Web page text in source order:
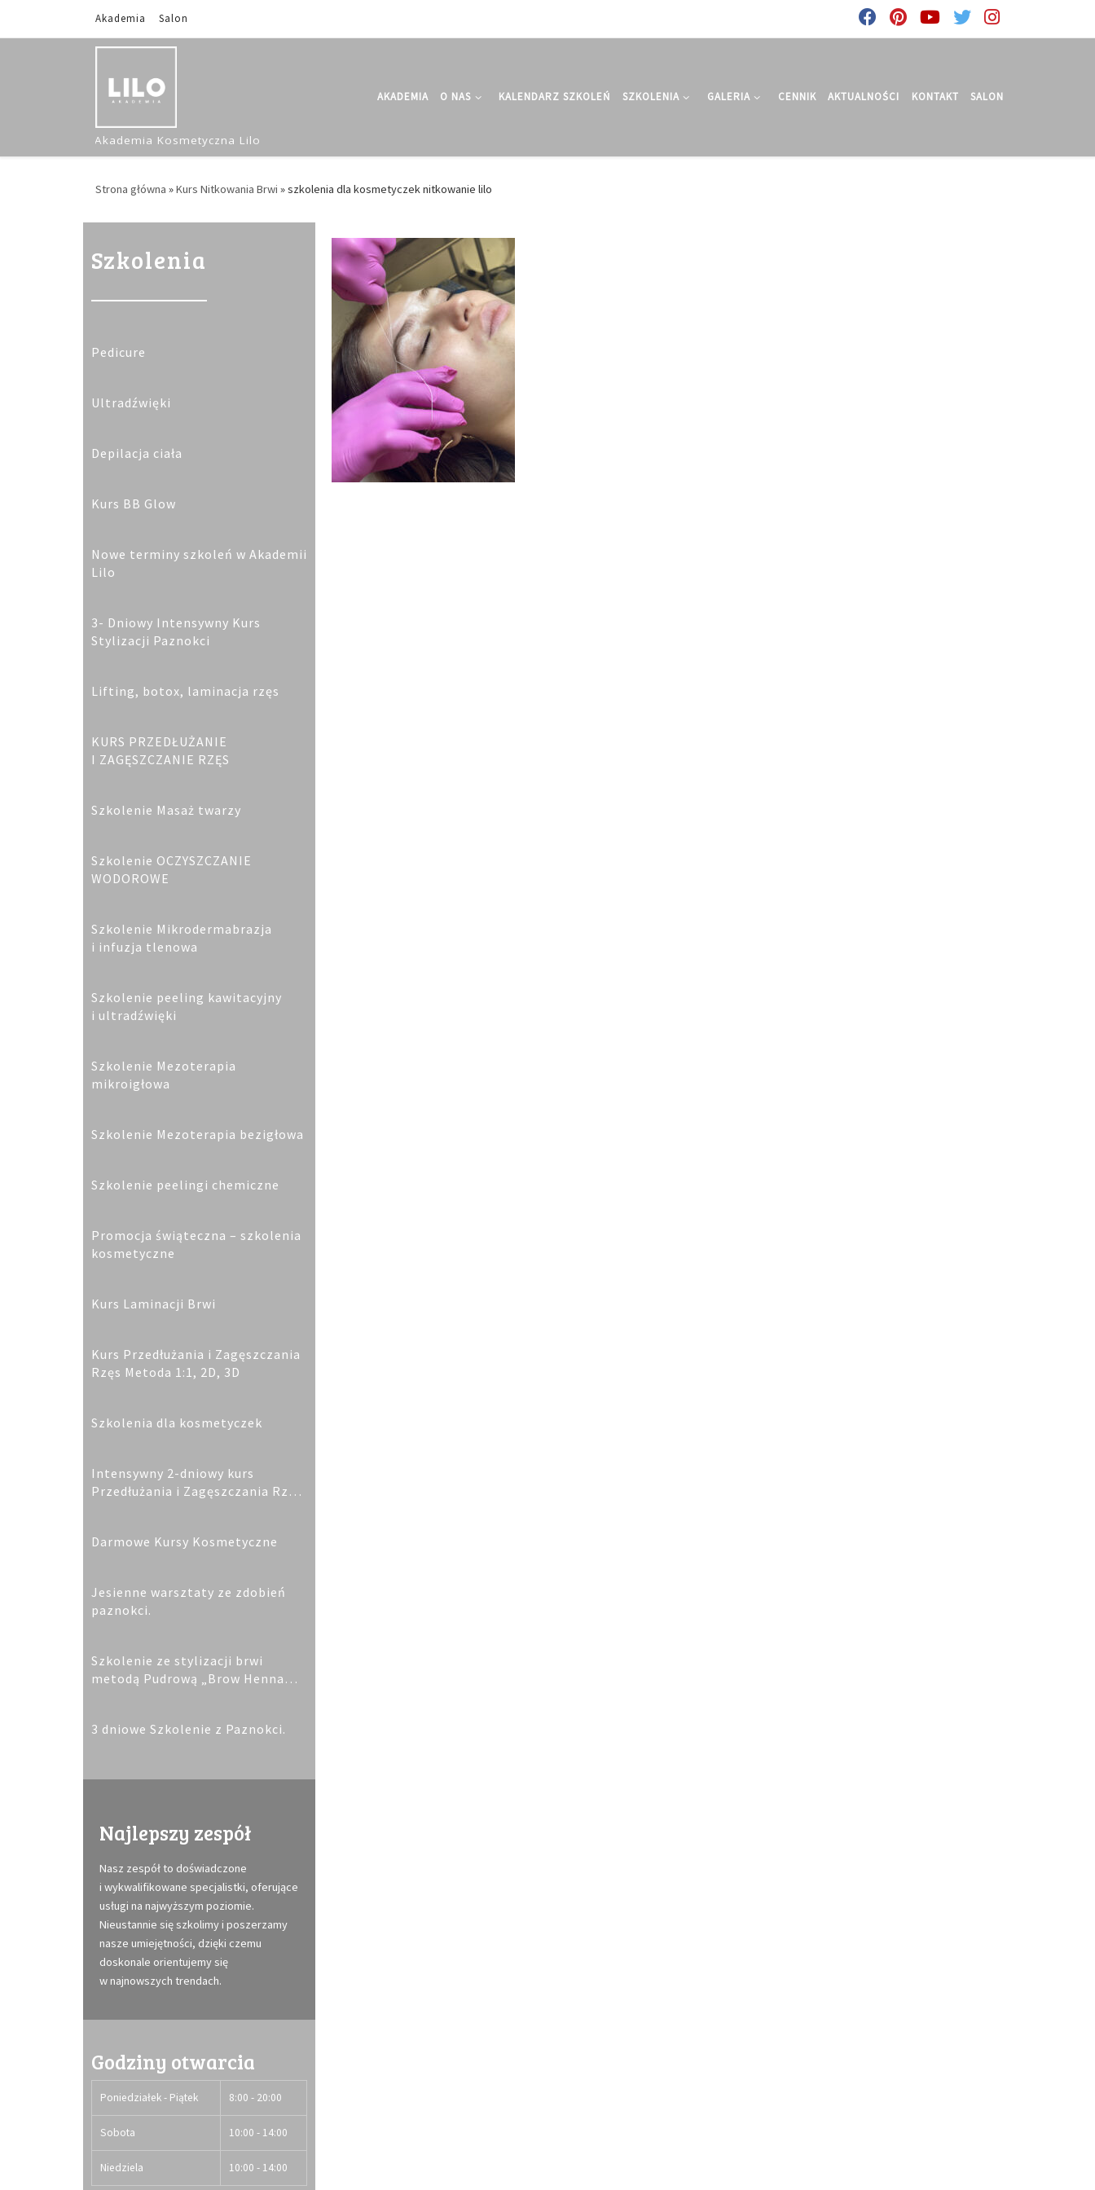
Skip to contentAkademia Salon
Akademia Kosmetyczna Lilo
AKADEMIA O NAS KALENDARZ SZKOLEŃ SZKOLENIA GALERIA CENNIK AKTUALNOŚCI KONTAKT SALON
Strona główna »Kurs Nitkowania Brwi »szkolenia dla kosmetyczek nitkowanie lilo
Szkolenia
Pedicure
Ultradźwięki
Depilacja ciała
Kurs BB Glow
Nowe terminy szkoleń w Akademii
Lilo
3- Dniowy Intensywny Kurs
Stylizacji Paznokci
Lifting, botox, laminacja rzęs
KURS PRZEDŁUŻANIE
I ZAGĘSZCZANIE RZĘS
Szkolenie Masaż twarzy
Szkolenie OCZYSZCZANIE
WODOROWE
Szkolenie Mikrodermabrazja
i infuzja tlenowa
Szkolenie peeling kawitacyjny
i ultradźwięki
Szkolenie Mezoterapia
mikroigłowa
Szkolenie Mezoterapia bezigłowa
Szkolenie peelingi chemiczne
Promocja świąteczna – szkolenia
kosmetyczne
Kurs Laminacji Brwi
Kurs Przedłużania i Zagęszczania
Rzęs Metoda 1:1, 2D, 3D
Szkolenia dla kosmetyczek
Intensywny 2-dniowy kurs
Przedłużania i Zagęszczania Rzęs
Darmowe Kursy Kosmetyczne
Jesienne warsztaty ze zdobień
paznokci.
Szkolenie ze stylizacji brwi
metodą Pudrową „Brow Henna
3 dniowe Szkolenie z Paznokci.
Najlepszy zespół
Nasz zespół to doświadczone
i wykwalifikowane specjalistki, oferujące
usługi na najwyższym poziomie.
Nieustannie się szkolimy i poszerzamy
nasze umiejętności, dzięki czemu
doskonale orientujemy się
w najnowszych trendach.
Godziny otwarcia
Poniedziałek - Piątek 8:00 - 20:00
Sobota 10:00 - 14:00
Niedziela 10:00 - 14:00